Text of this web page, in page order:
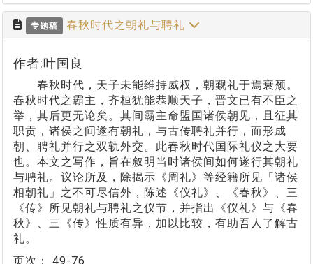
专题稿 春秋时代之朝礼与聘礼
作者:叶国良
春秋时代，天子未能维持威权，朝觐礼于焉衰颓。
春秋时代之霸主，齐桓犹能恭顺天子，晋文已有不臣之
举，其后更无论矣。其间霸主命盟国诸侯朝见，且征其
职贡，诸侯之间遂有朝礼，与古传聘礼并行，而形成
朝、聘礼并行之双轨外交。此春秋时代国际礼仪之大要
也。本文之写作，旨在叙明当时诸侯间如何遂行其朝礼
与聘礼。议论所及，除揭示《周礼》等经籍所见「诸侯
相朝礼」之不可尽信外，陈述《仪礼》、《春秋》、三
《传》所见朝礼与聘礼之仪节，并指出《仪礼》与《春
秋》、三《传》性质有异，加以比较，有助吾人了解古
礼。
页次： 49-76